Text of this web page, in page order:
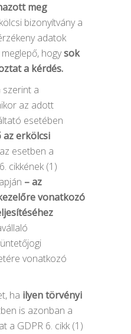
meg
bizonyítvány a
adatok
hogysok
a kérdés.
a
az adott
esetében
az erkölcsi
esetben a
cikkének (1)
– az
vonatkozó
vonatkozó
ha ilyen törvényi
is azonban a
a GDPR 6. cikk (1)